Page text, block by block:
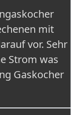
mit
vor. Sehr
Strom was
Gaskocher